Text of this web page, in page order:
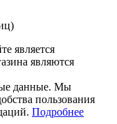
является
являются
данные. Мы
пользования
Подробнее